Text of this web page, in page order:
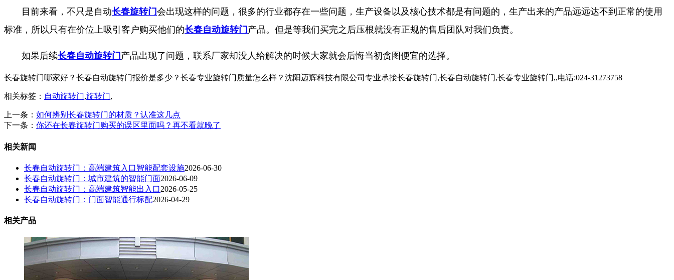
目前来看，不只是自动长春旋转门会出现这样的问题，很多的行业都存在一些问题，生产设备以及核心技术都是有问题的，生产出来的产品远远达不到正常的使用
标准，所以只有在价位上吸引客户购买他们的长春自动旋转门 产品。但是等我们买完之后压根就没有正规的售后团队对我们负责。
如果后续长春自动旋转门 产品出现了问题，联系厂家却没人给解决的时候大家就会后悔当初贪图便宜的选择。
长春旋转门哪家好？长春自动旋转门报价是多少？长春专业旋转门质量怎么样？沈阳迈辉科技有限公司专业承接长春旋转门,长春自动旋转门,长春专业旋转门,,电话:024-31273758
相关标签： 自动旋转门,旋转门,
上一条： 如何辨别长春旋转门的材质？认准这几点
下一条： 你还在长春旋转门购买的误区里面吗？再不看就晚了
相关新闻
长春自动旋转门：高端建筑入口智能配套设施2026-06-30
长春自动旋转门：城市建筑的智能门面2026-06-09
长春自动旋转门：高端建筑智能出入口2026-05-25
长春自动旋转门：门面智能通行标配2026-04-29
相关产品